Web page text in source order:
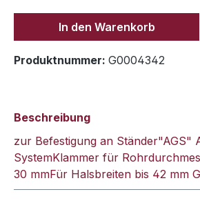
In den Warenkorb
Produktnummer: G0004342
Beschreibung
zur Befestigung an Ständer"AGS"
SystemKlammer für
30 mmFür Halsbreiten bis 42 mm